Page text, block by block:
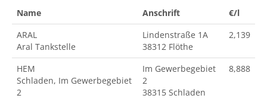
Name Anschrift
€/l
ARAL
Aral Tankstelle
Lindenstraße 1A
38312 Flöthe
2,139
HEM
Schladen, Im Gewerbegebiet
2
Im Gewerbegebiet
2
38315 Schladen
8,888